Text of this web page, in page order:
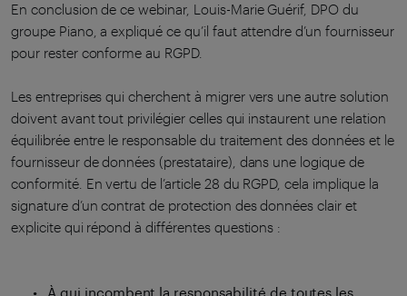
En conclusion de ce webinar, Louis-Marie Guérif, DPO du
groupe Piano, a expliqué ce qu’il faut attendre d’un fournisseur
pour rester conforme au RGPD.
Les entreprises qui cherchent à migrer vers une autre solution
doivent avant tout privilégier celles qui instaurent une relation
équilibrée entre le responsable du traitement des données et le
fournisseur de données (prestataire), dans une logique de
conformité. En vertu de l’article 28 du RGPD, cela implique la
signature d’un contrat de protection des données clair et
explicite qui répond à différentes questions :